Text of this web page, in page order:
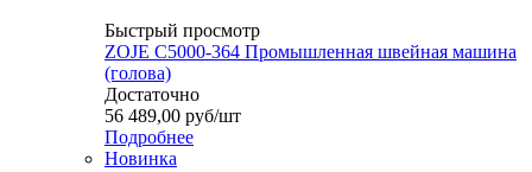
Быстрый просмотр
ZOJE C5000-364 Промышленная швейная машина
(голова)
Достаточно
56 489,00 руб/шт
Подробнее
Новинка